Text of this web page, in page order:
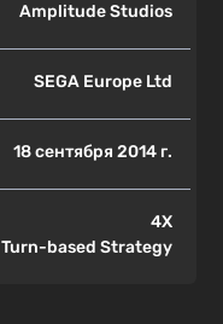
Amplitude Studios
SEGA Europe Ltd
18 сентября 2014 г.
4X
Turn-based Strategy